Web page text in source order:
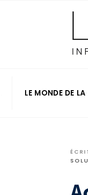
LE MONDE DE